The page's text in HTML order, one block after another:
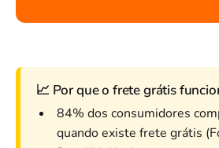
📈 Por que o frete grátis
84% dos consumidores
quando existe frete grátis